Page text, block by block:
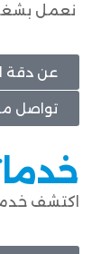
نعمل
عن دقة
تواصل
اكتشف